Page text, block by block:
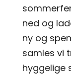
ned og
ny og
samles vi
hyggelige